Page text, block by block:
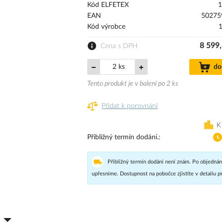
Kód ELFETEX
EAN
Kód výrobce
Cena s DPH 8
ks
Tento produkt je v balení po 2 ks
Přidat k porovnání
Přibližný termín dodání.
Přibližný termín dodání není znám. Po
upřesníme. Dostupnost na pobočce zjistíte v detailu